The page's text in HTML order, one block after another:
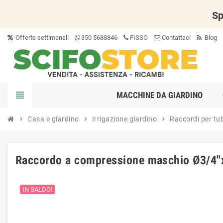
Offerte settimanali 350 5688846 FISSO Contattaci Blog
view_headline MACCHINE DA GIARDINO
chevron_right Casa e giardino chevron_right Irrigazione giardino chevron_right Raccordi per
Raccordo a compressione maschio Ø3/
IN SALDO!